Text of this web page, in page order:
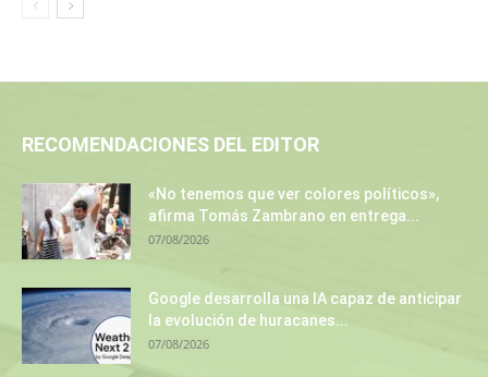
RECOMENDACIONES DEL EDITOR
«No tenemos que ver colores políticos»,
afirma Tomás Zambrano en entrega...
07/08/2026
Google desarrolla una IA capaz de anticipar
la evolución de huracanes...
07/08/2026